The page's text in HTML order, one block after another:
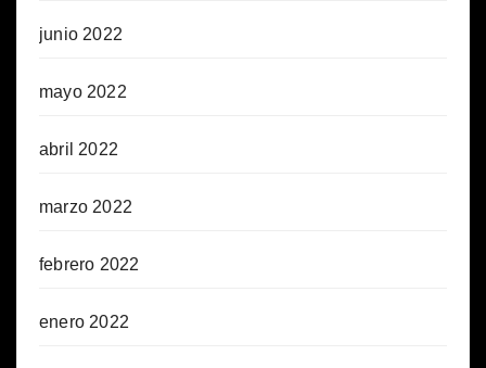
junio 2022
mayo 2022
abril 2022
marzo 2022
febrero 2022
enero 2022